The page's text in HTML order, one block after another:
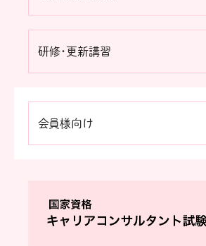
研修・更新講習
会員様向け